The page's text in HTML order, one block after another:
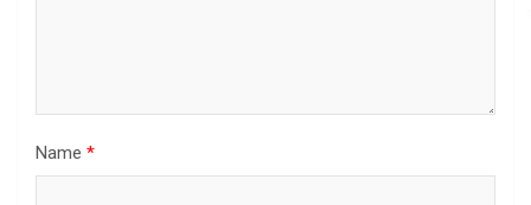
Name *